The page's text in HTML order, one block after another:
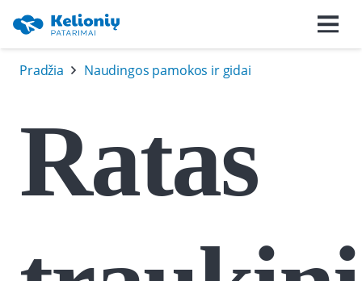
Pradžia Naudingos pamokos ir gidai
Ratas